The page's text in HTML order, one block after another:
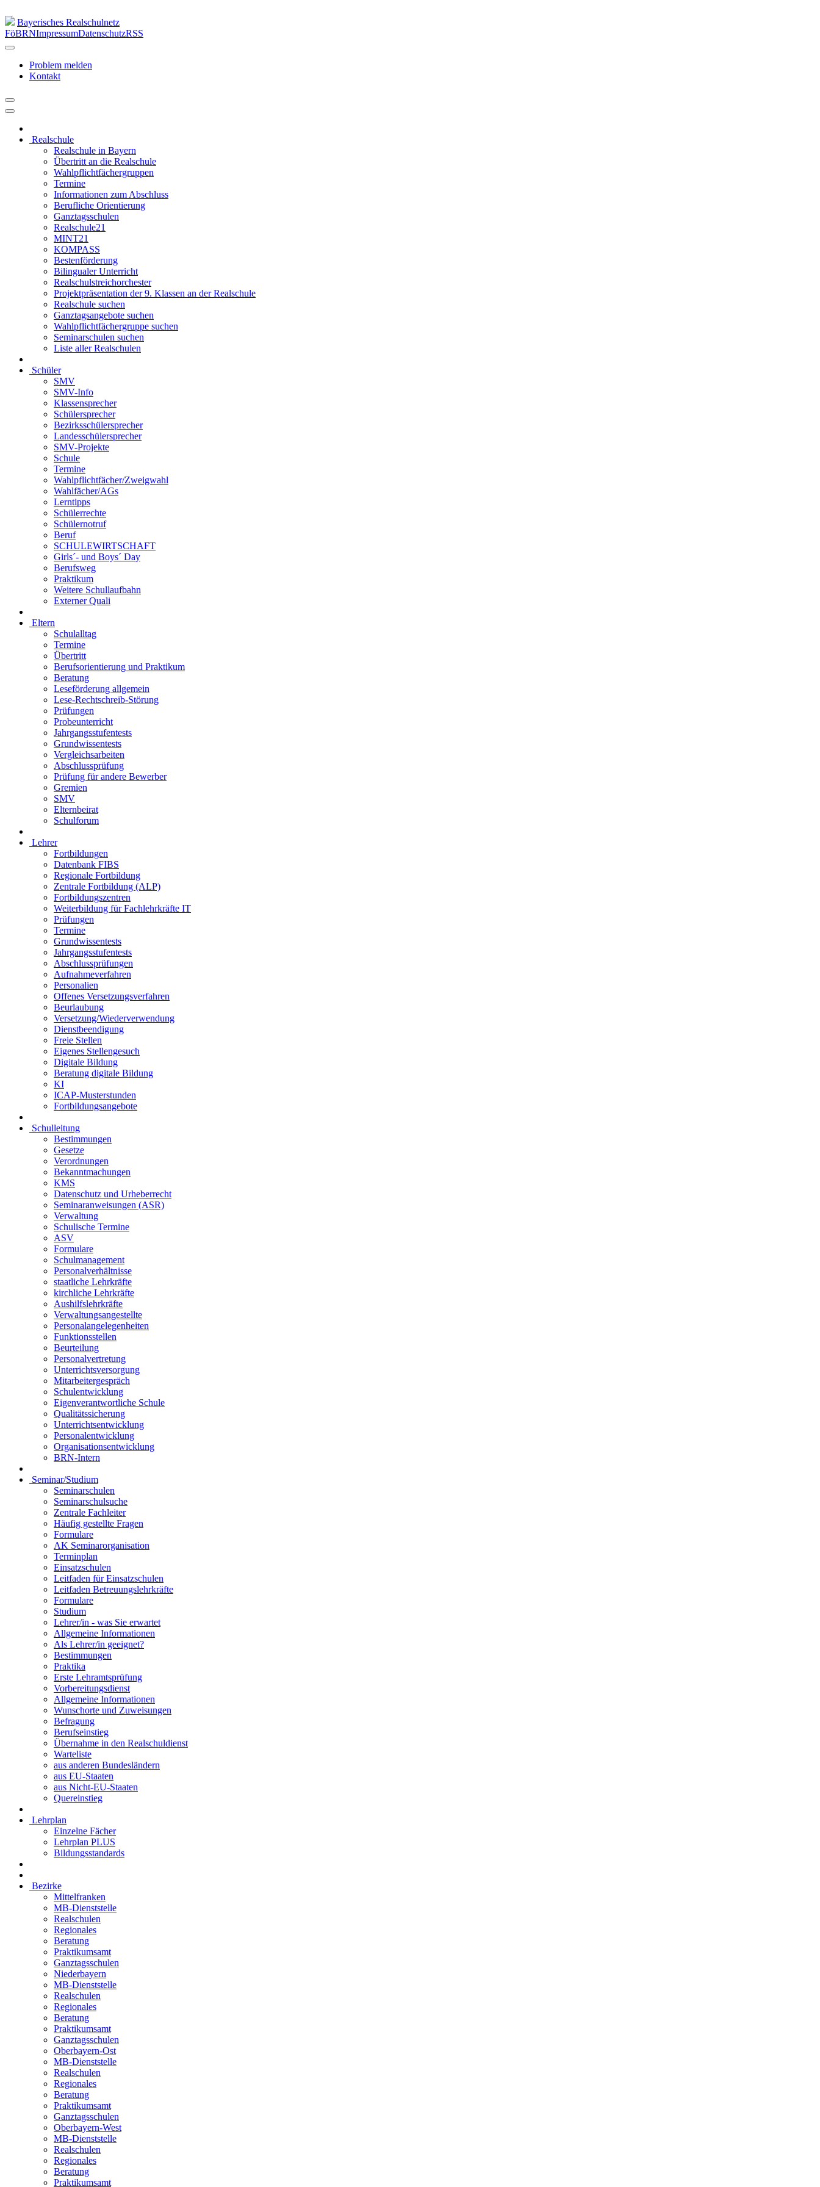
Bayerisches Realschulnetz
FöBRNImpressumDatenschutzRSS
Problem melden
Kontakt
Realschule
Realschule in Bayern
Übertritt an die Realschule
Wahlpflichtfächergruppen
Termine
Informationen zum Abschluss
Berufliche Orientierung
Ganztagsschulen
Realschule21
MINT21
KOMPASS
Bestenförderung
Bilingualer Unterricht
Realschulstreichorchester
Projektpräsentation der 9. Klassen an der Realschule
Realschule suchen
Ganztagsangebote suchen
Wahlpflichtfächergruppe suchen
Seminarschulen suchen
Liste aller Realschulen
Schüler
SMV
SMV-Info
Klassensprecher
Schülersprecher
Bezirksschülersprecher
Landesschülersprecher
SMV-Projekte
Schule
Termine
Wahlpflichtfächer/Zweigwahl
Wahlfächer/AGs
Lerntipps
Schülerrechte
Schülernotruf
Beruf
SCHULEWIRTSCHAFT
Girls´- und Boys´ Day
Berufsweg
Praktikum
Weitere Schullaufbahn
Externer Quali
Eltern
Schulalltag
Termine
Übertritt
Berufsorientierung und Praktikum
Beratung
Leseförderung allgemein
Lese-Rechtschreib-Störung
Prüfungen
Probeunterricht
Jahrgangsstufentests
Grundwissentests
Vergleichsarbeiten
Abschlussprüfung
Prüfung für andere Bewerber
Gremien
SMV
Elternbeirat
Schulforum
Lehrer
Fortbildungen
Datenbank FIBS
Regionale Fortbildung
Zentrale Fortbildung (ALP)
Fortbildungszentren
Weiterbildung für Fachlehrkräfte IT
Prüfungen
Termine
Grundwissentests
Jahrgangsstufentests
Abschlussprüfungen
Aufnahmeverfahren
Personalien
Offenes Versetzungsverfahren
Beurlaubung
Versetzung/Wiederverwendung
Dienstbeendigung
Freie Stellen
Eigenes Stellengesuch
Digitale Bildung
Beratung digitale Bildung
KI
ICAP-Musterstunden
Fortbildungsangebote
Schulleitung
Bestimmungen
Gesetze
Verordnungen
Bekanntmachungen
KMS
Datenschutz und Urheberrecht
Seminaranweisungen (ASR)
Verwaltung
Schulische Termine
ASV
Formulare
Schulmanagement
Personalverhältnisse
staatliche Lehrkräfte
kirchliche Lehrkräfte
Aushilfslehrkräfte
Verwaltungsangestellte
Personalangelegenheiten
Funktionsstellen
Beurteilung
Personalvertretung
Unterrichtsversorgung
Mitarbeitergespräch
Schulentwicklung
Eigenverantwortliche Schule
Qualitätssicherung
Unterrichtsentwicklung
Personalentwicklung
Organisationsentwicklung
BRN-Intern
Seminar/Studium
Seminarschulen
Seminarschulsuche
Zentrale Fachleiter
Häufig gestellte Fragen
Formulare
AK Seminarorganisation
Terminplan
Einsatzschulen
Leitfaden für Einsatzschulen
Leitfaden Betreuungslehrkräfte
Formulare
Studium
Lehrer/in - was Sie erwartet
Allgemeine Informationen
Als Lehrer/in geeignet?
Bestimmungen
Praktika
Erste Lehramtsprüfung
Vorbereitungsdienst
Allgemeine Informationen
Wunschorte und Zuweisungen
Befragung
Berufseinstieg
Übernahme in den Realschuldienst
Warteliste
aus anderen Bundesländern
aus EU-Staaten
aus Nicht-EU-Staaten
Quereinstieg
Lehrplan
Einzelne Fächer
Lehrplan PLUS
Bildungsstandards
Bezirke
Mittelfranken
MB-Dienststelle
Realschulen
Regionales
Beratung
Praktikumsamt
Ganztagsschulen
Niederbayern
MB-Dienststelle
Realschulen
Regionales
Beratung
Praktikumsamt
Ganztagsschulen
Oberbayern-Ost
MB-Dienststelle
Realschulen
Regionales
Beratung
Praktikumsamt
Ganztagsschulen
Oberbayern-West
MB-Dienststelle
Realschulen
Regionales
Beratung
Praktikumsamt